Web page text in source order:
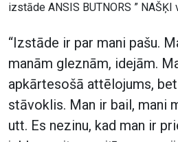
izstāde ANSIS BUTNORS ” NAŠĶI
“Izstāde ir par mani pašu.
manām gleznām, idejām.
apkārtesošā attēlojums,
stāvoklis. Man ir bail, mani
utt. Es nezinu, kad man ir